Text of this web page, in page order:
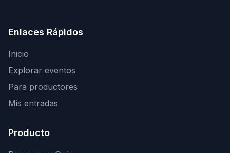
Enlaces Rápidos
Inicio
Explorar eventos
Para productores
Mis entradas
Producto